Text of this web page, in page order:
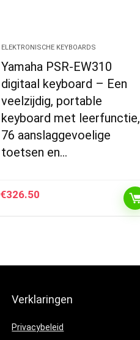
ELEKTRONISCHE KEYBOARDS
Yamaha PSR-EW310
digitaal keyboard – Een
veelzijdig, portable
keyboard met leerfunctie,
76 aanslaggevoelige
toetsen en…
€326.50
Verklaringen
Privacybeleid